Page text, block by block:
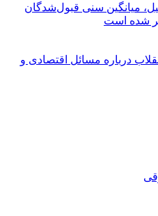
میانگین سنی قبول‌شدگان
درباره مسائل اقتصادی و